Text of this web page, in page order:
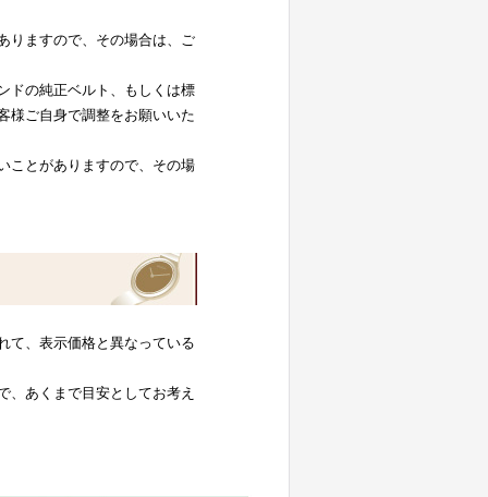
りますので、その場合は、ご
ドの純正ベルト、もしくは標
様ご自身で調整をお願いいた
ことがありますので、その場
て、表示価格と異なっている
、あくまで目安としてお考え